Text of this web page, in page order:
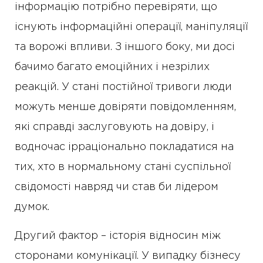
інформацію потрібно перевіряти, що
існують інформаційні операції, маніпуляції
та ворожі впливи. З іншого боку, ми досі
бачимо багато емоційних і незрілих
реакцій. У стані постійної тривоги люди
можуть менше довіряти повідомленням,
які справді заслуговують на довіру, і
водночас ірраціонально покладатися на
тих, хто в нормальному стані суспільної
свідомості навряд чи став би лідером
думок.
Другий фактор – історія відносин між
сторонами комунікації. У випадку бізнесу